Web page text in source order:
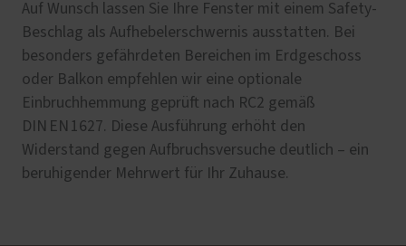
Auf Wunsch lassen Sie Ihre Fenster mit einem Safety-
Beschlag als Aufhebelerschwernis ausstatten. Bei
besonders gefährdeten Bereichen im Erdgeschoss
oder Balkon empfehlen wir eine optionale
Einbruchhemmung geprüft nach RC2 gemäß
DIN EN 1627. Diese Ausführung erhöht den
Widerstand gegen Aufbruchsversuche deutlich – ein
beruhigender Mehrwert für Ihr Zuhause.